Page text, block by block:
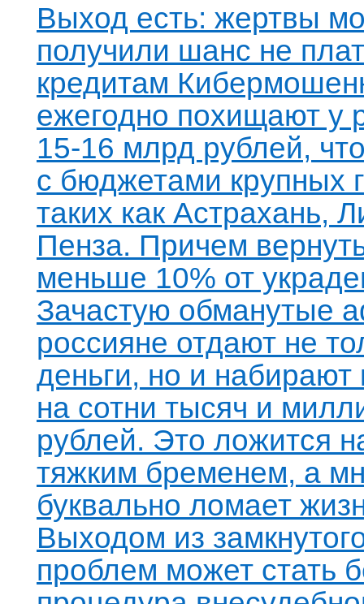
Выход есть: жертвы
получили шанс не
кредитам
ежегодно похищают у
15-16 млрд рублей,
с бюджетами крупных
таких как Астрахань,
Пенза. Причем
меньше 10% от
Зачастую обманутые
россияне отдают не
деньги, но и набирают
на сотни тысяч и
рублей. Это ложится
тяжким бременем, а
буквально ломает
Выходом из
проблем может стать